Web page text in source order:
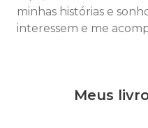
minhas histórias e
interessem e me
Meus